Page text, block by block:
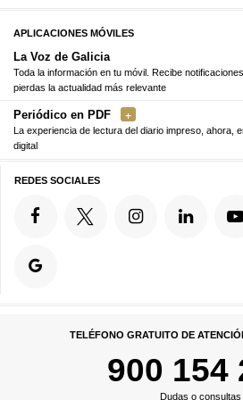
APLICACIONES MÓVILES
La Voz de Galicia
Toda la información en tu móvil. Recibe
pierdas la actualidad más relevante
Periódico en PDF
La experiencia de lectura del diario impreso, ahora,
digital
REDES SOCIALES
TELÉFONO GRATUITO DE
900 154
Dudas o consultas